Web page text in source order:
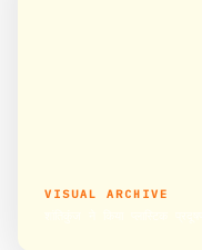
VISUAL ARCHIVE